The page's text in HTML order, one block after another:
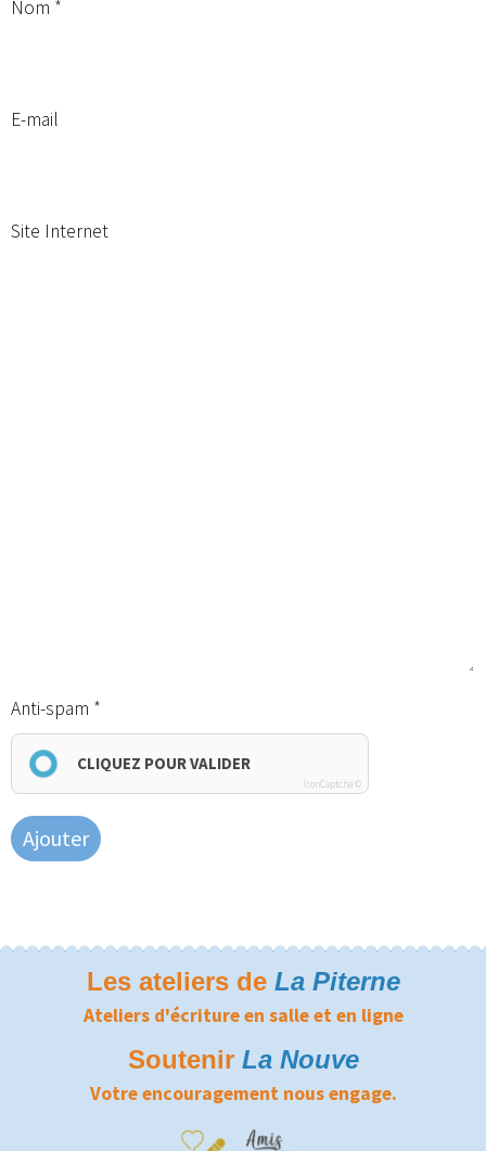
Nom
E-mail
Site Internet
Anti-spam
CLIQUEZ POUR VALIDER
IconCaptcha ©
Ajouter
Les ateliers de La Piterne
Ateliers d'écriture en salle et en ligne
Soutenir La Nouve
Votre encouragement nous engage.